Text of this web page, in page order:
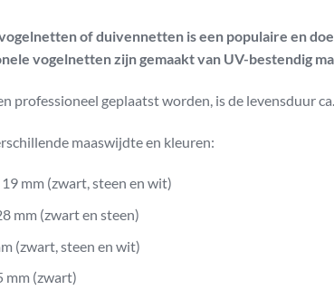
of duivennetten is een populaire en
vogelnetten zijn gemaakt van UV-bestendig
professioneel geplaatst worden, is de levensduur
maaswijdte en kleuren:
mm (zwart, steen en wit)
mm (zwart en steen)
(zwart, steen en wit)
mm (zwart)